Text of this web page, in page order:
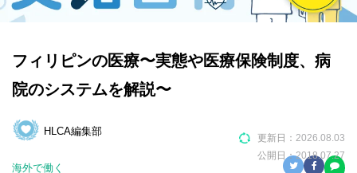
フィリピンの医療〜実態や医療保険制度、病
院のシステムを解説〜
HLCA編集部
更新日： 2026.08.03
公開日：2018.07.27
海外で働く